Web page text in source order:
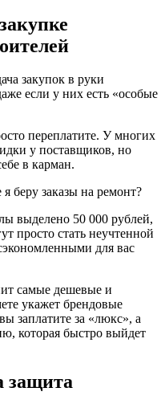
закупок в руки
если у них есть «особые
переплатите. У многих
у поставщиков, но
в карман.
я беру заказы на ремонт?
выделено 50 000 рублей,
просто стать неучтенной
для вас
самые дешевые и
укажет брендовые
заплатите за «люкс», а
которая быстро выйдет
защита